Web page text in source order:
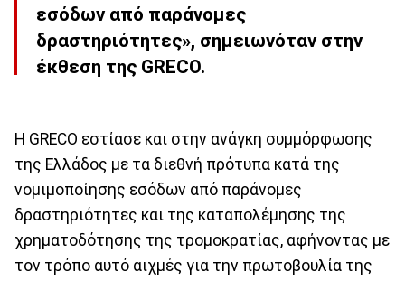
εσόδων από παράνομες
δραστηριότητες», σημειωνόταν στην
έκθεση της GRECO.
Η GRECO εστίασε και στην ανάγκη συμμόρφωσης
της Ελλάδος με τα διεθνή πρότυπα κατά της
νομιμοποίησης εσόδων από παράνομες
δραστηριότητες και της καταπολέμησης της
χρηματοδότησης της τρομοκρατίας, αφήνοντας με
τον τρόπο αυτό αιχμές για την πρωτοβουλία της